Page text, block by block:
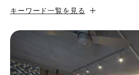
#カフェ風 #昭和レトロ
#ナチュラル #アジアンテイスト
#アンティーク調 #ハンモック
キーワード一覧を見る